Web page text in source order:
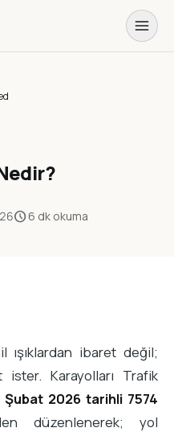
schedule6 dk okuma
ışıklardan ibaret değil;
Karayolları Trafik
Şubat 2026 tarihli 7574
düzenlenerek; yol